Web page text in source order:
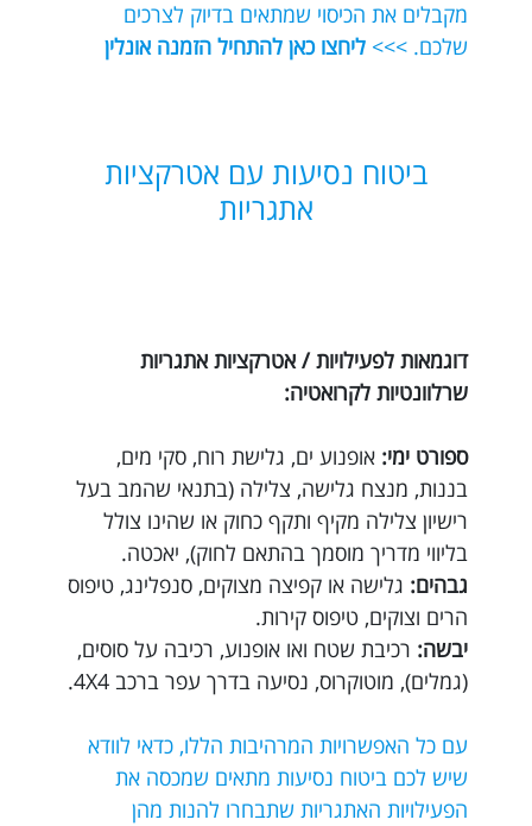
מקבלים את הכיסוי שמתאים בדיוק לצרכים
שלכם. >>> ליחצו כאן להתחיל הזמנה אונלין
ביטוח נסיעות עם אטרקציות
אתגריות
דוגמאות לפעילויות / אטרקציות אתגריות
שרלוונטיות לקרואטיה:
ספורט ימי: אופנוע ים, גלישת רוח, סקי מים,
בננות, מנצח גלישה, צלילה (בתנאי שהמב בעל
רישיון צלילה מקיף ותקף כחוק או שהינו צולל
בליווי מדריך מוסמך בהתאם לחוק), יאכטה.
גבהים: גלישה או קפיצה מצוקים, סנפלינג, טיפוס
הרים וצוקים, טיפוס קירות.
יבשה: רכיבת שטח ואו אופנוע, רכיבה על סוסים,
(גמלים), מוטוקרוס, נסיעה בדרך עפר ברכב 4X4.
עם כל האפשרויות המרהיבות הללו, כדאי לוודא
שיש לכם ביטוח נסיעות מתאים שמכסה את
הפעילויות האתגריות שתבחרו להנות מהן